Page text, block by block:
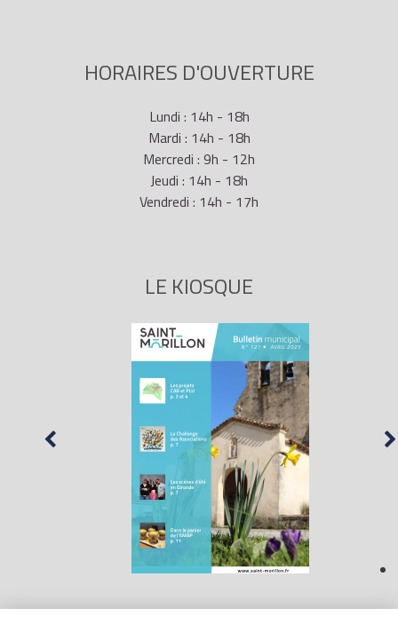
HORAIRES D'OUVERTURE
Lundi : 14h - 18h
Mardi : 14h - 18h
Mercredi : 9h - 12h
Jeudi : 14h - 18h
Vendredi : 14h - 17h
LE KIOSQUE